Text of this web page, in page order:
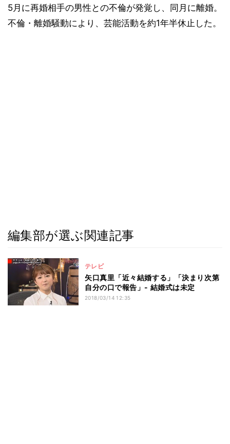
5月に再婚相手の男性との不倫が発覚し、同月に離婚。
不倫・離婚騒動により、芸能活動を約1年半休止した。
編集部が選ぶ関連記事
テレビ
矢口真里「近々結婚する」「決まり次第
自分の口で報告」- 結婚式は未定
2018/03/14 12:35